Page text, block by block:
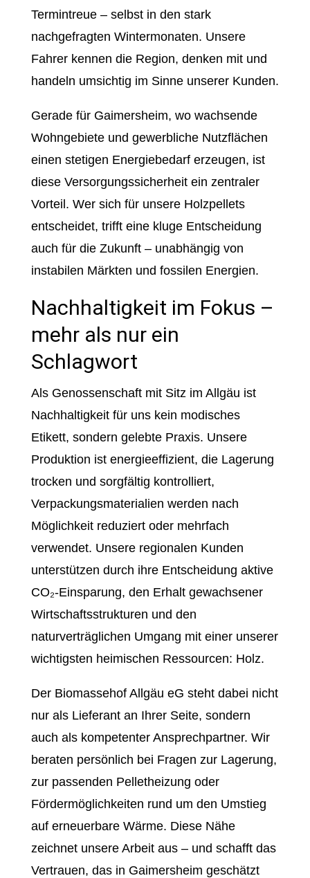
Termintreue – selbst in den stark
nachgefragten Wintermonaten. Unsere
Fahrer kennen die Region, denken mit und
handeln umsichtig im Sinne unserer Kunden.
Gerade für Gaimersheim, wo wachsende
Wohngebiete und gewerbliche Nutzflächen
einen stetigen Energiebedarf erzeugen, ist
diese Versorgungssicherheit ein zentraler
Vorteil. Wer sich für unsere Holzpellets
entscheidet, trifft eine kluge Entscheidung
auch für die Zukunft – unabhängig von
instabilen Märkten und fossilen Energien.
Nachhaltigkeit im Fokus –
mehr als nur ein
Schlagwort
Als Genossenschaft mit Sitz im Allgäu ist
Nachhaltigkeit für uns kein modisches
Etikett, sondern gelebte Praxis. Unsere
Produktion ist energieeffizient, die Lagerung
trocken und sorgfältig kontrolliert,
Verpackungsmaterialien werden nach
Möglichkeit reduziert oder mehrfach
verwendet. Unsere regionalen Kunden
unterstützen durch ihre Entscheidung aktive
CO₂-Einsparung, den Erhalt gewachsener
Wirtschaftsstrukturen und den
naturverträglichen Umgang mit einer unserer
wichtigsten heimischen Ressourcen: Holz.
Der Biomassehof Allgäu eG steht dabei nicht
nur als Lieferant an Ihrer Seite, sondern
auch als kompetenter Ansprechpartner. Wir
beraten persönlich bei Fragen zur Lagerung,
zur passenden Pelletheizung oder
Fördermöglichkeiten rund um den Umstieg
auf erneuerbare Wärme. Diese Nähe
zeichnet unsere Arbeit aus – und schafft das
Vertrauen, das in Gaimersheim geschätzt